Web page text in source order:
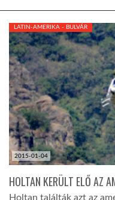
KÖZEL-KELET
AUSZTRÁLIA
A VILÁG ITTHON
2015-01-04
LATIN-AMERIKA - BULVÁR
HOLTAN KERÜLT ELŐ AZ
Holtan találták azt az